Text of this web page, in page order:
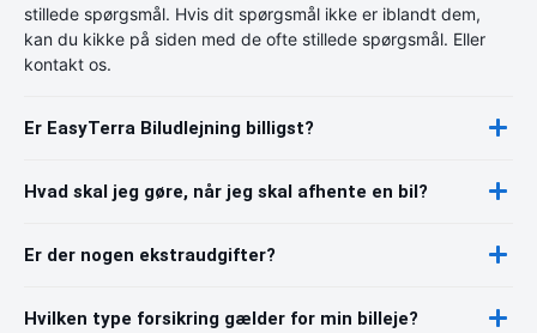
stillede spørgsmål. Hvis dit spørgsmål ikke er iblandt dem,
kan du kikke på siden med de ofte stillede spørgsmål. Eller
kontakt os.
Er EasyTerra Biludlejning billigst?
Hvad skal jeg gøre, når jeg skal afhente en bil?
Er der nogen ekstraudgifter?
Hvilken type forsikring gælder for min billeje?